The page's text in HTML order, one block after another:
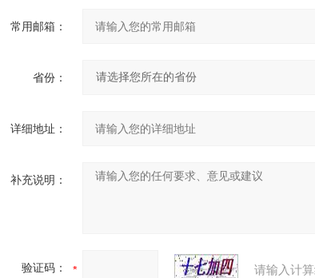
常用邮箱：
省份：
详细地址：
补充说明：
验证码： 请输入计